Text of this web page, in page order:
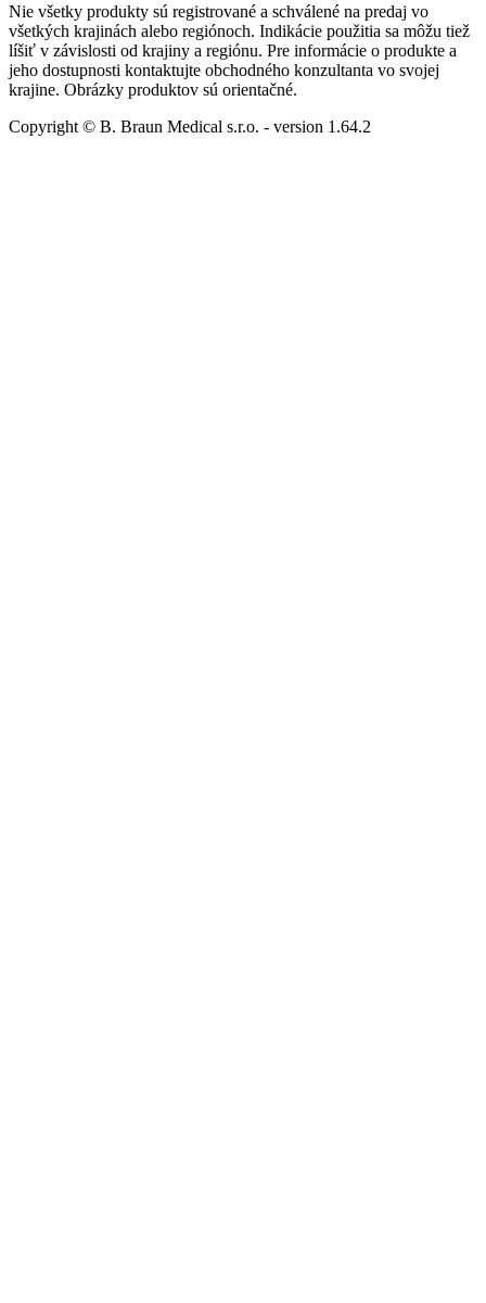
Nie všetky produkty sú registrované a schválené na predaj vo
všetkých krajinách alebo regiónoch. Indikácie použitia sa môžu tiež
líšiť v závislosti od krajiny a regiónu. Pre informácie o produkte a
jeho dostupnosti kontaktujte obchodného konzultanta vo svojej
krajine. Obrázky produktov sú orientačné.
Copyright © B. Braun Medical s.r.o. - version 1.64.2